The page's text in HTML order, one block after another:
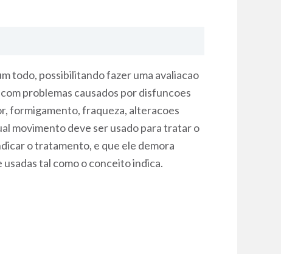
todo, possibilitando fazer uma avaliacao
problemas causados por disfuncoes
formigamento, fraqueza, alteracoes
movimento deve ser usado para tratar o
o tratamento, e que ele demora
tal como o conceito indica.